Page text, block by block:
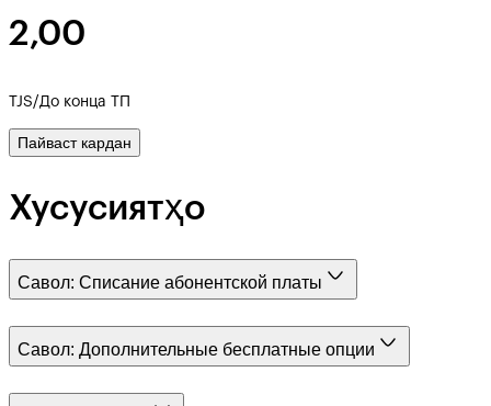
2,00
TJS/До конца ТП
Пайваст кардан
Хусусиятҳо
Савол: Списание абонентской платы
Савол: Дополнительные бесплатные опции